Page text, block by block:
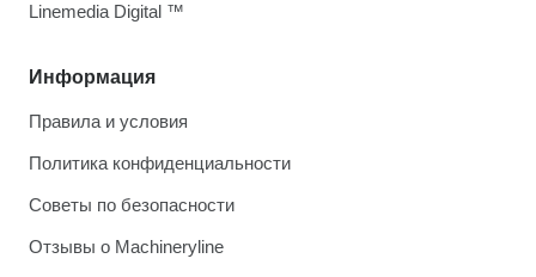
Информация
Правила и условия
Политика конфиденциальности
Советы по безопасности
Отзывы о Machineryline
Linemedia Digital ™